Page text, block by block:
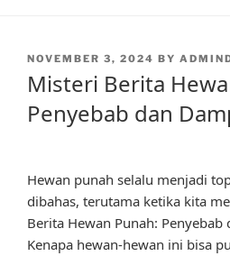
POSTED
NOVEMBER 3, 2024 BY
Misteri Berita
Penyebab dan
Hewan punah selalu menjadi
dibahas, terutama ketika kita
Berita Hewan Punah: Penyebab
Kenapa hewan-hewan ini bisa